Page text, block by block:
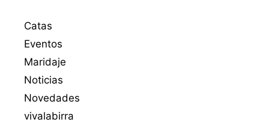
Catas
Eventos
Maridaje
Noticias
Novedades
vivalabirra